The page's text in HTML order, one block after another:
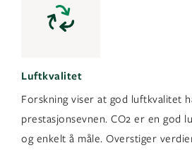
Luftkvalitet
Forskning viser at god luftkvalitet
prestasjonsevnen. CO2 er en god
og enkelt å måle. Overstiger